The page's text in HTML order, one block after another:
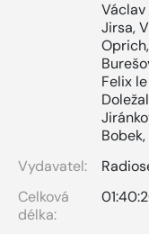
Václav
Jirsa,
Oprich,
Felix
Doležal
Bobek,
Vydavatel:
Celková
délka: